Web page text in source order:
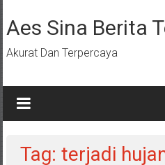
ke
konten
Aes Sina Berita
Akurat Dan Terpercaya
Tag: terjadi